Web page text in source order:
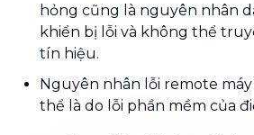
hỏng cũng là nguyên nhân
khiển bị lỗi và không thể
tín hiệu.
Nguyên nhân lỗi remote máy
thể là do lỗi phần mềm của